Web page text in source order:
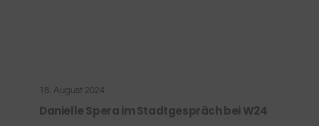
18. August 2024
Danielle Spera im Stadtgespräch bei W24